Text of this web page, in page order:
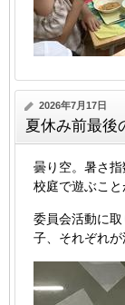
2026年7月17日
夏休み前最後
曇り空。暑さ
校庭で遊ぶこと
委員会活動に
子、それぞれが